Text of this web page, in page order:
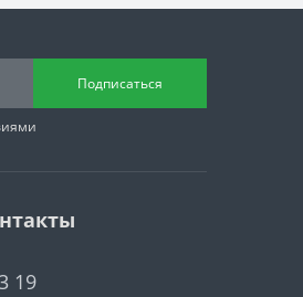
Подписаться
19